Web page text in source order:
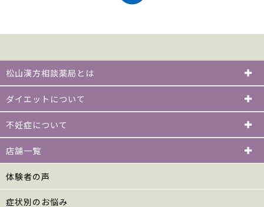
松山漢方相談薬局とは
ダイエットについて
不妊症について
店舗一覧
体験者の声
症状別のお悩み